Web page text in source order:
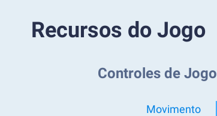
Recursos do Jogo
Controles de Jogo
Movimento